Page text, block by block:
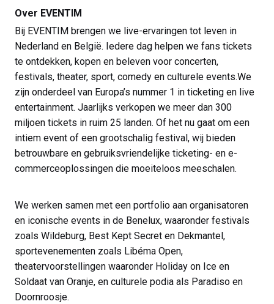
Over EVENTIM
Bij EVENTIM brengen we live-ervaringen tot leven in
Nederland en België. Iedere dag helpen we fans tickets
te ontdekken, kopen en beleven voor concerten,
festivals, theater, sport, comedy en culturele events.We
zijn onderdeel van Europa’s nummer 1 in ticketing en live
entertainment. Jaarlijks verkopen we meer dan 300
miljoen tickets in ruim 25 landen. Of het nu gaat om een
intiem event of een grootschalig festival, wij bieden
betrouwbare en gebruiksvriendelijke ticketing- en e-
commerceoplossingen die moeiteloos meeschalen.
We werken samen met een portfolio aan organisatoren
en iconische events in de Benelux, waaronder festivals
zoals Wildeburg, Best Kept Secret en Dekmantel,
sportevenementen zoals Libéma Open,
theatervoorstellingen waaronder Holiday on Ice en
Soldaat van Oranje, en culturele podia als Paradiso en
Doornroosje.